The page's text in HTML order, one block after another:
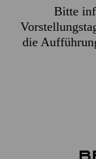
Bitte
die